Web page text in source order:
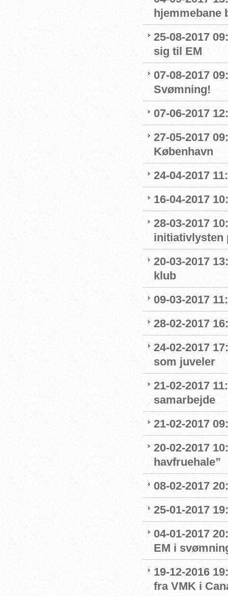
hjemmebane
25-08-2017
sig til EM
07-08-2017
Svømning!
07-06-2017
27-05-2017
København
24-04-2017
16-04-2017
28-03-2017
initiativlysten
20-03-2017
klub
09-03-2017
28-02-2017
24-02-2017
som juveler
21-02-2017
samarbejde
21-02-2017
20-02-2017
havfruehale”
08-02-2017
25-01-2017
04-01-2017
EM i
19-12-2016
fra VMK i